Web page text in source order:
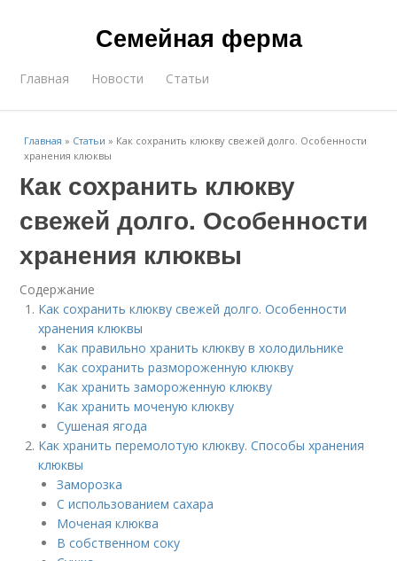
Семейная ферма
Главная Новости Статьи
Главная » Статьи » Как сохранить клюкву свежей долго. Особенности
хранения клюквы
Как сохранить клюкву
свежей долго. Особенности
хранения клюквы
Содержание
Как сохранить клюкву свежей долго. Особенности
хранения клюквы
Как правильно хранить клюкву в холодильнике
Как сохранить размороженную клюкву
Как хранить замороженную клюкву
Как хранить моченую клюкву
Сушеная ягода
Как хранить перемолотую клюкву. Способы хранения
клюквы
Заморозка
С использованием сахара
Моченая клюква
В собственном соку